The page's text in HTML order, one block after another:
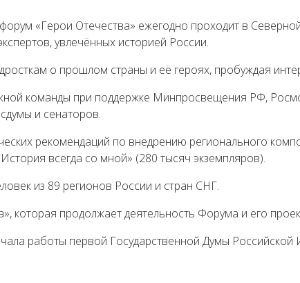
«Герои Отечества» ежегодно проходит в
увлечённых историей России.
о прошлом страны и её героях, пробуждая
команды при поддержке Минпросвещения РФ,
и сенаторов.
рекомендаций по внедрению регионального
всегда со мной» (280 тысяч экземпляров).
из 89 регионов России и стран СНГ.
которая продолжает деятельность Форума и его
работы первой Государственной Думы